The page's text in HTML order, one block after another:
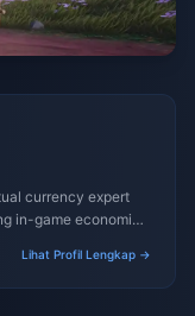
currency expert
in-game economies
Lihat Profil Lengkap →